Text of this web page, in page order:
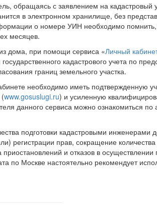
обращаясь с заявлением на
в электронном хранилище, без
о номере УИН необходимо
месяцев.
дома, при помощи сервиса «Личный
кадастрового учета по
границ земельного участка.
необходимо иметь подтвержденную
www.gosuslugi.ru) и усиленную
данного сервиса можно ознакомиться по
подготовки кадастровыми инженерами
регистрации прав, сокращение
и отказов в осуществлении
по Москве настоятельно рекомендует